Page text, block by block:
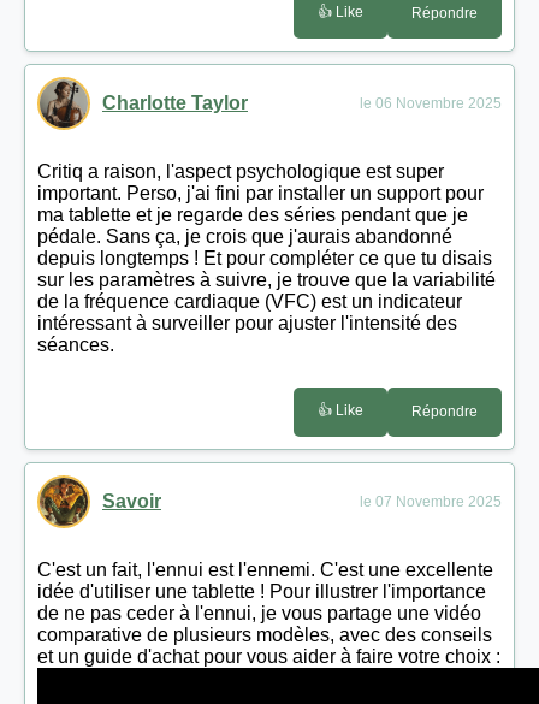
👍 Like Répondre
Charlotte Taylor le 06 Novembre 2025
Critiq a raison, l'aspect psychologique est super
important. Perso, j'ai fini par installer un support pour
ma tablette et je regarde des séries pendant que je
pédale. Sans ça, je crois que j'aurais abandonné
depuis longtemps ! Et pour compléter ce que tu disais
sur les paramètres à suivre, je trouve que la variabilité
de la fréquence cardiaque (VFC) est un indicateur
intéressant à surveiller pour ajuster l'intensité des
séances.
👍 Like Répondre
Savoir le 07 Novembre 2025
C'est un fait, l'ennui est l'ennemi. C'est une excellente
idée d'utiliser une tablette ! Pour illustrer l'importance
de ne pas ceder à l'ennui, je vous partage une vidéo
comparative de plusieurs modèles, avec des conseils
et un guide d'achat pour vous aider à faire votre choix :